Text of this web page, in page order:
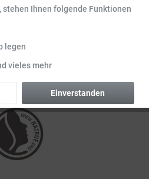
Ihnen folgende Funktionen
legen
vieles mehr
Einverstanden